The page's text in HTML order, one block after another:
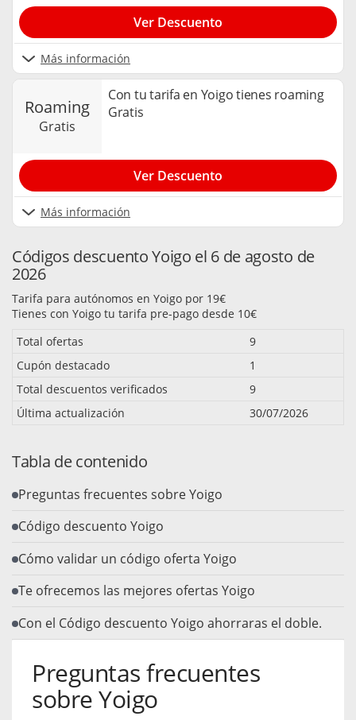
Más información
Ver Descuento
roaming
gratis
Con tu tarifa en Yoigo tienes roaming
Gratis
Más información
Ver Descuento
Códigos descuento Yoigo el 6 de agosto de
2026
Tarifa para autónomos en Yoigo por 19€
Tienes con Yoigo tu tarifa pre-pago desde 10€
Total ofertas
9
Cupón destacado
1
Total descuentos verificados
9
Última actualización
30/07/2026
Tabla de contenido
Preguntas frecuentes sobre Yoigo
Código descuento Yoigo
Cómo validar un código oferta Yoigo
Te ofrecemos las mejores ofertas Yoigo
Con el Código descuento Yoigo ahorraras el doble.
Preguntas frecuentes
sobre Yoigo